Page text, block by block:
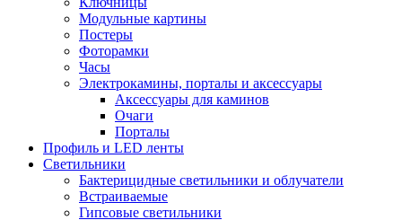
Модульные картины
Постеры
Фоторамки
Часы
Электрокамины, порталы и аксессуары
Аксессуары для каминов
Очаги
Порталы
Профиль и LED ленты
Светильники
Бактерицидные светильники и облучатели
Встраиваемые
Гипсовые светильники